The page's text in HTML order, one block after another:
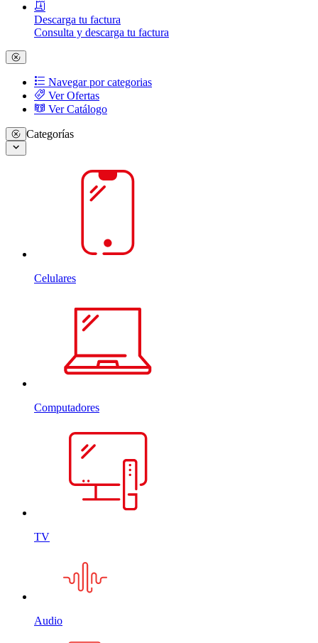
Descarga tu factura
Consulta y descarga tu factura
Navegar por categorias
Ver Ofertas
Ver Catálogo
Categorías
Celulares
Computadores
TV
Audio